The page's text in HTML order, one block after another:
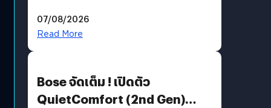
มีภาษาไทยด้วย
07/08/2026
Read More
Bose จัดเต็ม ! เปิดตัว
QuietComfort (2nd Gen)